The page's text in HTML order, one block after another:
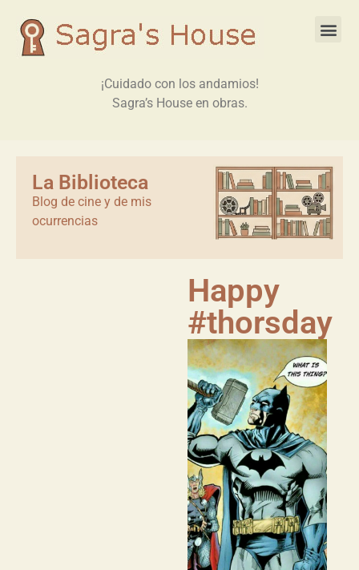
¡Cuidado con los andamios!
Sagra’s House en obras.
La Biblioteca
Blog de cine y de mis
ocurrencias
Happy
#thorsday